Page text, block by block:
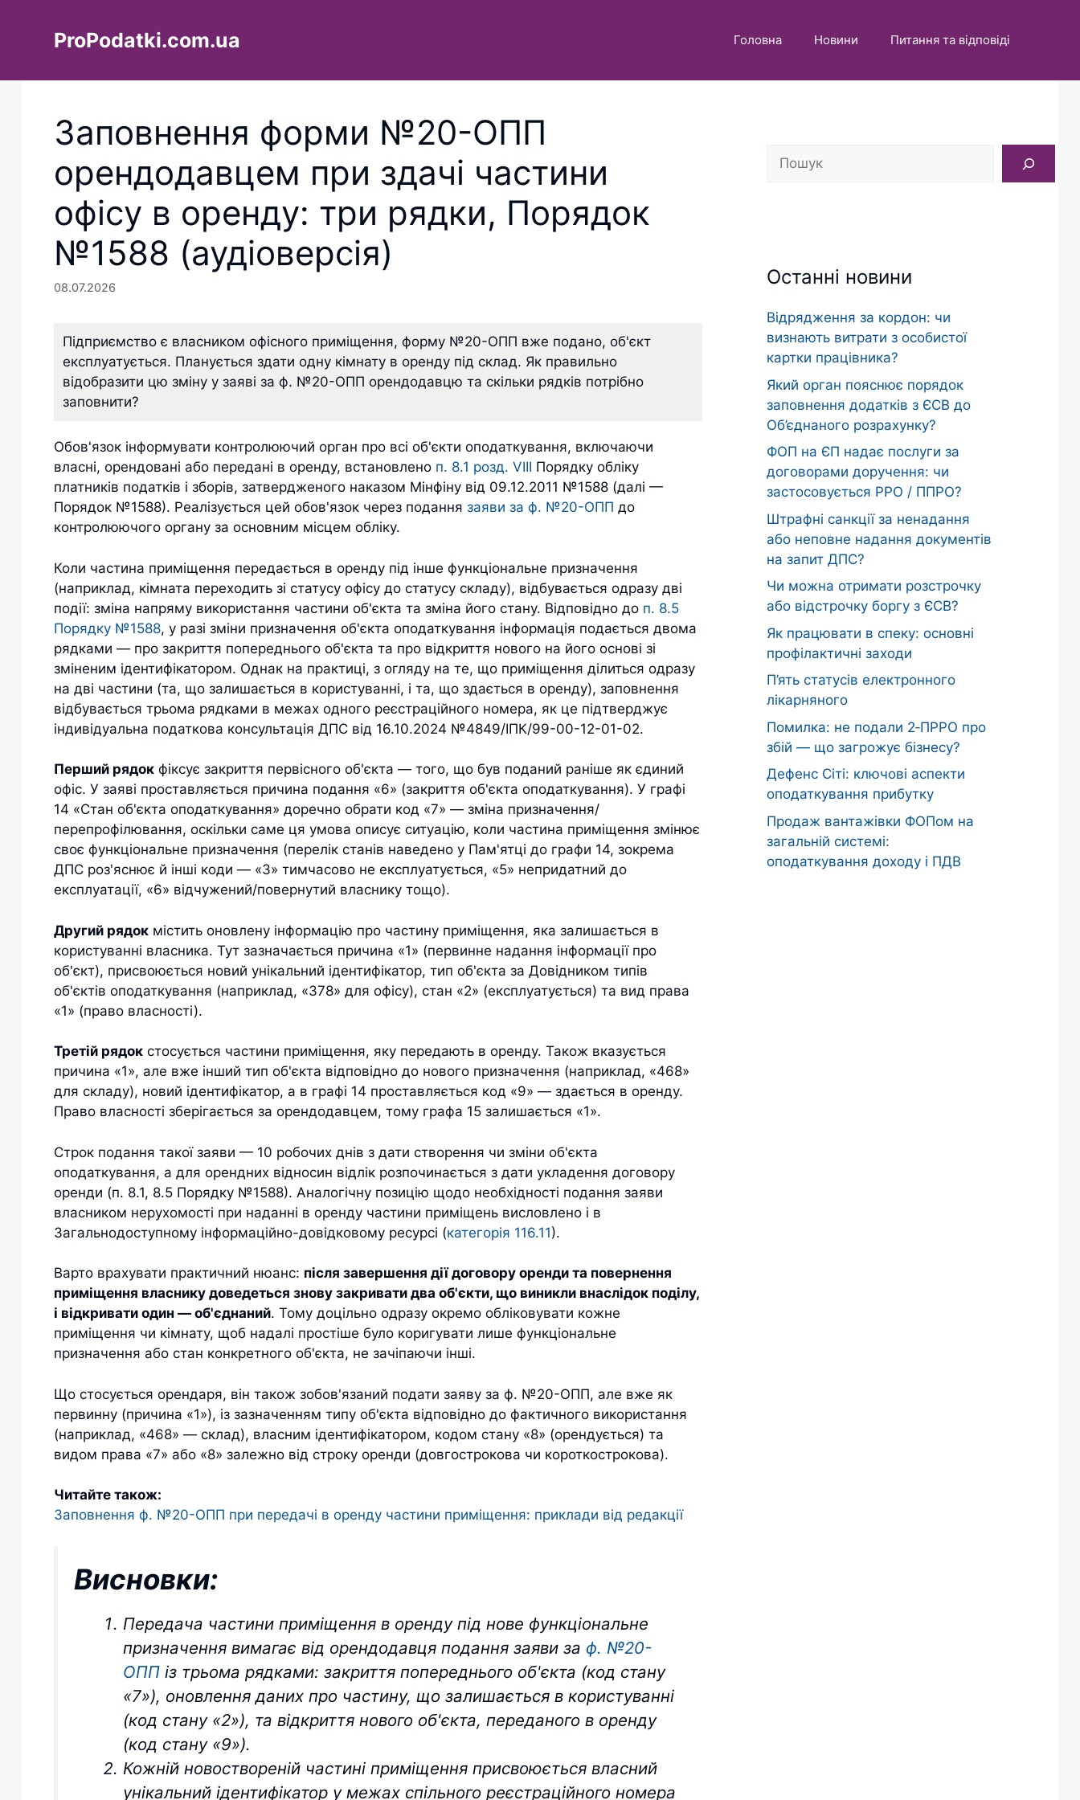
ProPodatki.com.ua Головна Новини Питання та відповіді
Заповнення форми №20-ОПП
орендодавцем при здачі частини
офісу в оренду: три рядки, Порядок
№1588 (аудіоверсія)
08.07.2026
Підприємство є власником офісного приміщення, форму №20-ОПП вже подано, об'єкт
експлуатується. Планується здати одну кімнату в оренду під склад. Як правильно
відобразити цю зміну у заяві за ф. №20-ОПП орендодавцю та скільки рядків потрібно
заповнити?
Обов'язок інформувати контролюючий орган про всі об'єкти оподаткування, включаючи
власні, орендовані або передані в оренду, встановлено п. 8.1 розд. VIII Порядку обліку
платників податків і зборів, затвердженого наказом Мінфіну від 09.12.2011 №1588 (далі —
Порядок №1588). Реалізується цей обов'язок через подання заяви за ф. №20-ОПП до
контролюючого органу за основним місцем обліку.
Коли частина приміщення передається в оренду під інше функціональне призначення
(наприклад, кімната переходить зі статусу офісу до статусу складу), відбувається одразу дві
події: зміна напряму використання частини об'єкта та зміна його стану. Відповідно до п. 8.5
Порядку №1588, у разі зміни призначення об'єкта оподаткування інформація подається двома
рядками — про закриття попереднього об'єкта та про відкриття нового на його основі зі
зміненим ідентифікатором. Однак на практиці, з огляду на те, що приміщення ділиться одразу
на дві частини (та, що залишається в користуванні, і та, що здається в оренду), заповнення
відбувається трьома рядками в межах одного реєстраційного номера, як це підтверджує
індивідуальна податкова консультація ДПС від 16.10.2024 №4849/ІПК/99-00-12-01-02.
Перший рядок фіксує закриття первісного об'єкта — того, що був поданий раніше як єдиний
офіс. У заяві проставляється причина подання «6» (закриття об'єкта оподаткування). У графі
14 «Стан об'єкта оподаткування» доречно обрати код «7» — зміна призначення/
перепрофілювання, оскільки саме ця умова описує ситуацію, коли частина приміщення змінює
своє функціональне призначення (перелік станів наведено у Пам'ятці до графи 14, зокрема
ДПС роз'яснює й інші коди — «3» тимчасово не експлуатується, «5» непридатний до
експлуатації, «6» відчужений/повернутий власнику тощо).
Другий рядок містить оновлену інформацію про частину приміщення, яка залишається в
користуванні власника. Тут зазначається причина «1» (первинне надання інформації про
об'єкт), присвоюється новий унікальний ідентифікатор, тип об'єкта за Довідником типів
об'єктів оподаткування (наприклад, «378» для офісу), стан «2» (експлуатується) та вид права
«1» (право власності).
Третій рядок стосується частини приміщення, яку передають в оренду. Також вказується
причина «1», але вже інший тип об'єкта відповідно до нового призначення (наприклад, «468»
для складу), новий ідентифікатор, а в графі 14 проставляється код «9» — здається в оренду.
Право власності зберігається за орендодавцем, тому графа 15 залишається «1».
Строк подання такої заяви — 10 робочих днів з дати створення чи зміни об'єкта
оподаткування, а для орендних відносин відлік розпочинається з дати укладення договору
оренди (п. 8.1, 8.5 Порядку №1588). Аналогічну позицію щодо необхідності подання заяви
власником нерухомості при наданні в оренду частини приміщень висловлено і в
Загальнодоступному інформаційно-довідковому ресурсі (категорія 116.11).
Варто врахувати практичний нюанс: після завершення дії договору оренди та повернення
приміщення власнику доведеться знову закривати два об'єкти, що виникли внаслідок поділу,
і відкривати один — об'єднаний. Тому доцільно одразу окремо обліковувати кожне
приміщення чи кімнату, щоб надалі простіше було коригувати лише функціональне
призначення або стан конкретного об'єкта, не зачіпаючи інші.
Що стосується орендаря, він також зобов'язаний подати заяву за ф. №20-ОПП, але вже як
первинну (причина «1»), із зазначенням типу об'єкта відповідно до фактичного використання
(наприклад, «468» — склад), власним ідентифікатором, кодом стану «8» (орендується) та
видом права «7» або «8» залежно від строку оренди (довгострокова чи короткострокова).
Читайте також:
Заповнення ф. №20-ОПП при передачі в оренду частини приміщення: приклади від редакції
Висновки:
Передача частини приміщення в оренду під нове функціональне
призначення вимагає від орендодавця подання заяви за ф. №20-
ОПП із трьома рядками: закриття попереднього об'єкта (код стану
«7»), оновлення даних про частину, що залишається в користуванні
(код стану «2»), та відкриття нового об'єкта, переданого в оренду
(код стану «9»).
Кожній новоствореній частині приміщення присвоюється власний
унікальний ідентифікатор у межах спільного реєстраційного номера
Пошук
Останні новини
Відрядження за кордон: чи
визнають витрати з особистої
картки працівника?
Який орган пояснює порядок
заповнення додатків з ЄСВ до
Об’єднаного розрахунку?
ФОП на ЄП надає послуги за
договорами доручення: чи
застосовується РРО / ППРО?
Штрафні санкції за ненадання
або неповне надання документів
на запит ДПС?
Чи можна отримати розстрочку
або відстрочку боргу з ЄСВ?
Як працювати в спеку: основні
профілактичні заходи
П’ять статусів електронного
лікарняного
Помилка: не подали 2‑ПРРО про
збій — що загрожує бізнесу?
Дефенс Сіті: ключові аспекти
оподаткування прибутку
Продаж вантажівки ФОПом на
загальній системі:
оподаткування доходу і ПДВ